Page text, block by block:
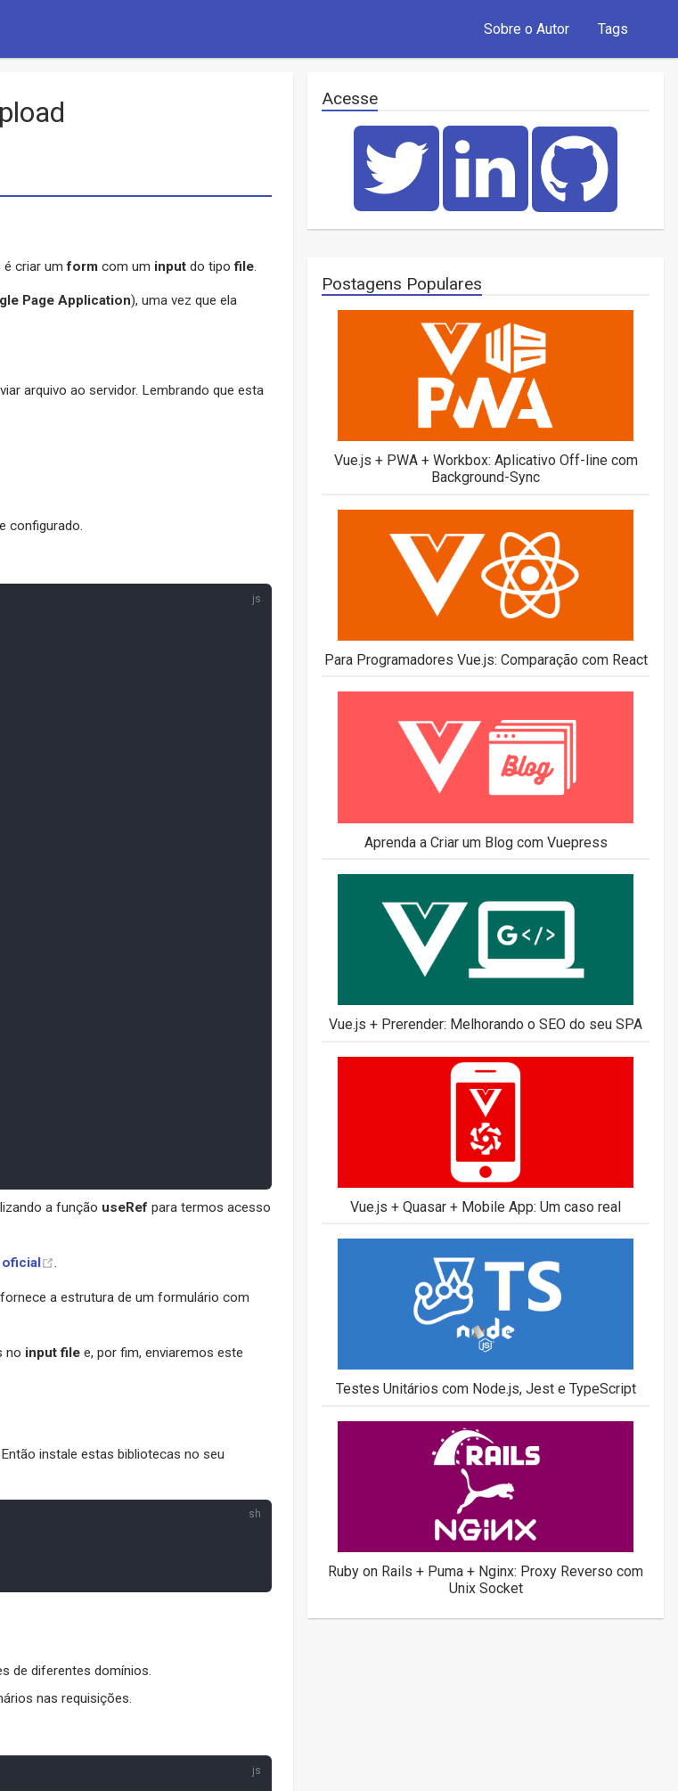
Sobre o Autor Tags
é criar umform com um input do tipofile
Page Application), uma vez que ela
arquivo ao servidor. Lembrando que esta
configurado.
a função useRef para termos acesso
.
a estrutura de um formulário com
no input file e, por fim, enviaremos este
instale estas bibliotecas no seu
de diferentes domínios.
nas requisições.
Acesse
Postagens Populares
Vue.js + PWA + Workbox: Aplicativo Off-line com
Background-Sync
Para Programadores Vue.js: Comparação com React
Aprenda a Criar um Blog com Vuepress
Vue.js + Prerender: Melhorando o SEO do seu SPA
Vue.js + Quasar + Mobile App: Um caso real
Testes Unitários com Node.js, Jest e TypeScript
Ruby on Rails + Puma + Nginx: Proxy Reverso com
Unix Socket